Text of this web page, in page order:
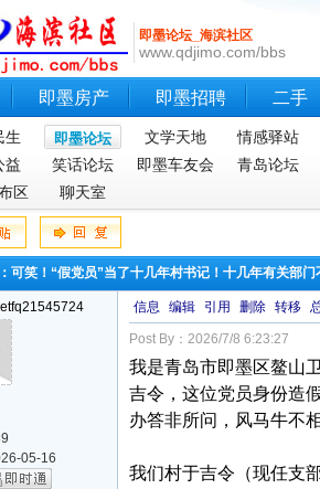
即墨论坛_海滨社区
www.qdjimo.com/bbs
即墨房产 即墨招聘 二手
生 即墨论坛 文学天地 情感驿站
益
笑话论坛 即墨车友会 青岛论坛
区
聊天室
可笑！“假党员”当了十几年村书记！十几年有关部门
05-16
信息 编辑 引用 删除 转移
Post By：2026/7/8 6:23:27
我是青岛市即墨区鳌山
吉令，这位党员身份造
办答非所问，风马牛不
我们村于吉令（现任支